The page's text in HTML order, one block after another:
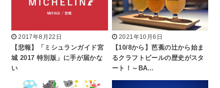
2017年8月22日
【悲報】「ミシュランガイド宮
城 2017 特別版」に手が届かな
い
2021年10月6日
【10/8から】芭蕉の辻から始ま
るクラフトビールの歴史がスタ
ート！～BA…